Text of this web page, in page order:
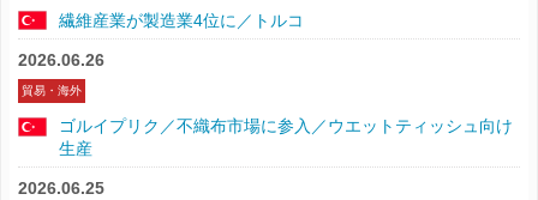
繊維産業が製造業4位に／トルコ
2026.06.26
貿易・海外
ゴルイプリク／不織布市場に参入／ウエットティッシュ向け
生産
2026.06.25